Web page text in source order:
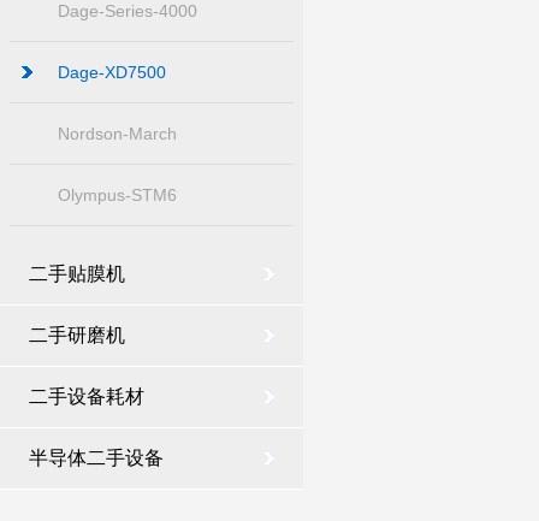
Dage-Series-4000
Dage-XD7500
Nordson-March
Olympus-STM6
二手贴膜机
二手研磨机
二手设备耗材
半导体二手设备